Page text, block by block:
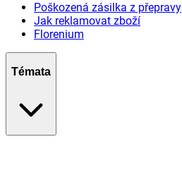
Poškozená zásilka z přepravy
Jak reklamovat zboží
Florenium
Témata